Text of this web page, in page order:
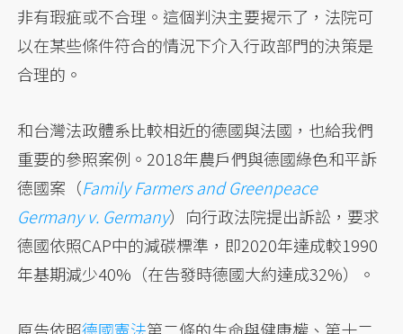
非有瑕疵或不合理。這個判決主要揭示了，法院可
以在某些條件符合的情況下介入行政部門的決策是
合理的。
和台灣法政體系比較相近的德國與法國，也給我們
重要的參照案例。2018年農戶們與德國綠色和平訴
德國案（Family Farmers and Greenpeace
Germany v. Germany）向行政法院提出訴訟，要求
德國依照CAP中的減碳標準，即2020年達成較1990
年基期減少40%（在告發時德國大約達成32%）。
原告依照德國憲法第二條的生命與健康權、第十二